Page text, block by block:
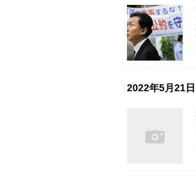
2022年5月21日